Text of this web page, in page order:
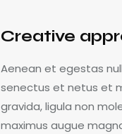
Creative
Aenean et egestas
senectus et netus et
gravida, ligula non
maximus augue